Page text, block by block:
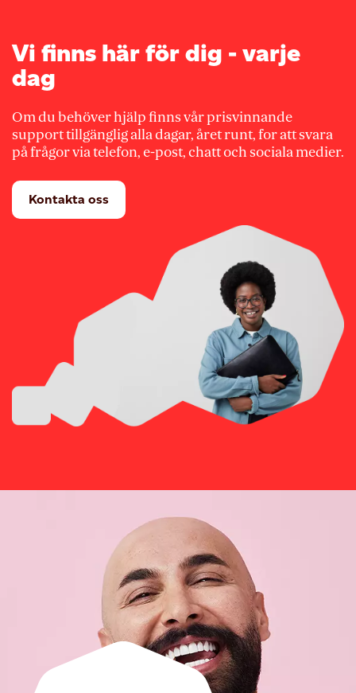
Vi finns här för dig - varje
dag
Om du behöver hjälp finns vår prisvinnande
support tillgänglig alla dagar, året runt, for att svara
på frågor via telefon, e-post, chatt och sociala medier.
Kontakta oss